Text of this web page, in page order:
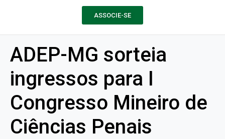
ASSOCIE-SE
ADEP-MG sorteia
ingressos para I
Congresso Mineiro de
Ciências Penais